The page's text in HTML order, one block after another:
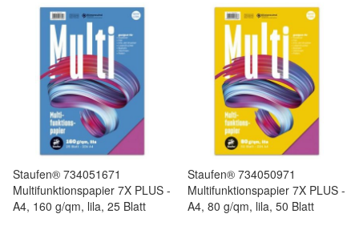
Staufen® 734051671
Multifunktionspapier 7X PLUS -
A4, 160 g/qm, lila, 25 Blatt
Staufen® 734050971
Multifunktionspapier 7X PLUS -
A4, 80 g/qm, lila, 50 Blatt